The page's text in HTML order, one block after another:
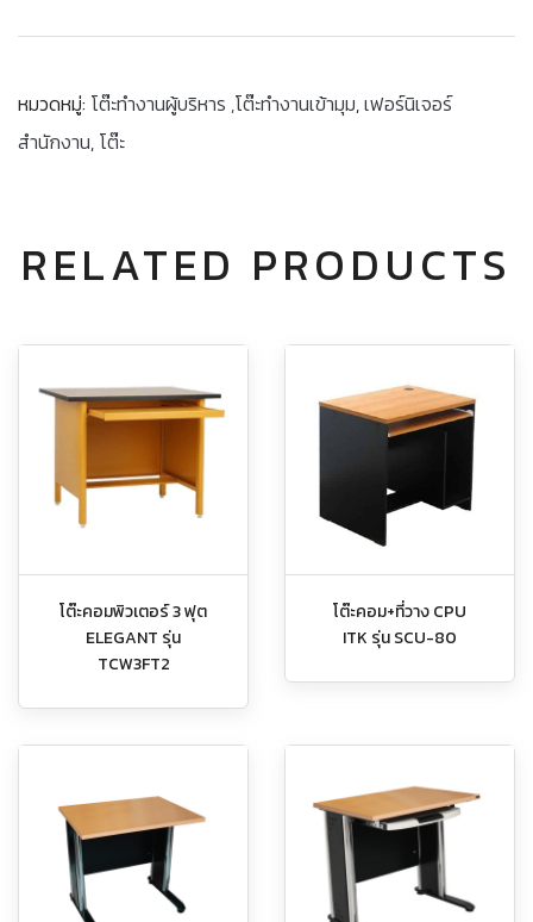
หมวดหมู่: โต๊ะทำงานผู้บริหาร ,โต๊ะทำงานเข้ามุม,เฟอร์นิเจอร์
สำนักงาน, โต๊ะ
RELATED PRODUCTS
โต๊ะคอมพิวเตอร์ 3 ฟุต
ELEGANT รุ่น
TCW3FT2
โต๊ะคอม+ที่วาง CPU
ITK รุ่น SCU-80